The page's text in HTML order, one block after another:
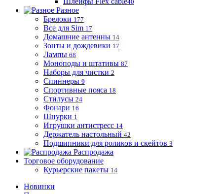
40
Разное
Брелоки 177
Все для Sim 17
Домашние антенны 14
Зонты и дождевики 17
Лампы 68
Моноподы и штативы 87
Наборы для чистки 2
Спиннеры 9
Спортивные пояса 18
Стилусы 24
Фонари 16
Шнурки 1
Игрушки антистресс 14
Держатель настольный 42
Подшипники для роликов и скейтов 3
Распродажа
Торговое оборудование
Курьерские пакеты 14
Новинки